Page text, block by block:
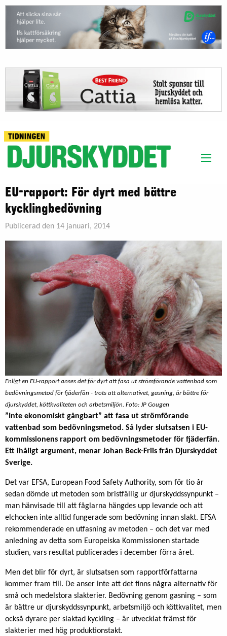
EU-rapport: För dyrt med bättre
kycklingbedövning
Publicerad den 14 januari, 2014
Enligt en EU-rapport anses det för dyrt att fasa ut strömförande vattenbad som
bedövningsmetod för fjäderfän - trots att alternativet, gasning, är bättre för
djurskyddet, köttkvaliteten och arbetsmiljön. Foto: JP Gougen
”Inte ekonomiskt gångbart” att fasa ut strömförande
vattenbad som bedövningsmetod. Så lyder slutsatsen i EU-
kommissionens rapport om bedövningsmetoder för fjäderfän.
Ett ihåligt argument, menar Johan Beck-Friis från Djurskyddet
Sverige.
Det var EFSA, European Food Safety Authority, som för tio år
sedan dömde ut metoden som bristfällig ur djurskyddssynpunkt –
man hänvisade till att fåglarna hängdes upp levande och att
elchocken inte alltid fungerade som bedövning innan slakt. EFSA
rekommenderade en utfasning av metoden – och det var med
anledning av detta som Europeiska Kommissionen startade
studien, vars resultat publicerades i december förra året.
Men det blir för dyrt, är slutsatsen som rapportförfattarna
kommer fram till. De anser inte att det finns några alternativ för
små och medelstora slakterier. Bedövning genom gasning – som
är bättre ur djurskyddssynpunkt, arbetsmiljö och köttkvalitet, men
också dyrare per slaktad kyckling – är utvecklat främst för
slakterier med hög produktionstakt.